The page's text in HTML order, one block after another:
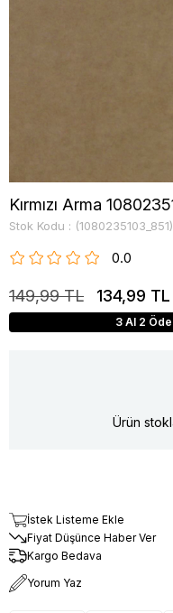
Kırmızı Arma
Stok Kodu (1080235103_851)
0.0
149,99 TL 134,99 TL
3 Al 2 Öde
Ürün
İstek Listeme Ekle
Fiyat Düşünce Haber Ver
Kargo Bedava
Yorum Yaz